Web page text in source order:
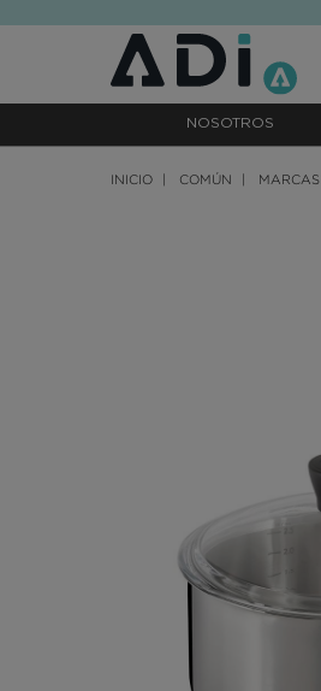
NOSOTROS
INICIO COMÚN MARCAS